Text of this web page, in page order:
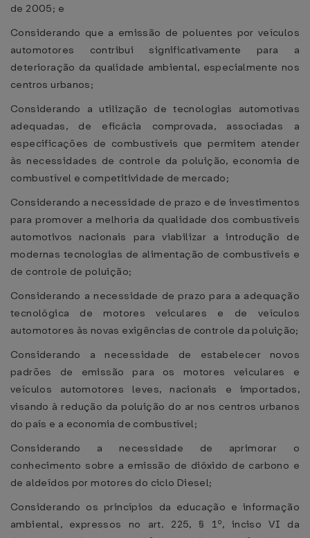
de 2005; e
Considerando que a emissão de poluentes por veículos
automotores contribui significativamente para a
deterioração da qualidade ambiental, especialmente nos
centros urbanos;
Considerando a utilização de tecnologias automotivas
adequadas, de eficácia comprovada, associadas a
especificações de combustíveis que permitem atender
às necessidades de controle da poluição, economia de
combustível e competitividade de mercado;
Considerando a necessidade de prazo e de investimentos
para promover a melhoria da qualidade dos combustíveis
automotivos nacionais para viabilizar a introdução de
modernas tecnologias de alimentação de combustíveis e
de controle de poluição;
Considerando a necessidade de prazo para a adequação
tecnológica de motores veiculares e de veículos
automotores às novas exigências de controle da poluição;
Considerando a necessidade de estabelecer novos
padrões de emissão para os motores veiculares e
veículos automotores leves, nacionais e importados,
visando à redução da poluição do ar nos centros urbanos
do país e a economia de combustível;
Considerando a necessidade de aprimorar o
conhecimento sobre a emissão de dióxido de carbono e
de aldeídos por motores do ciclo Diesel;
Considerando os princípios da educação e informação
ambiental, expressos no art. 225, § 1º, inciso VI da